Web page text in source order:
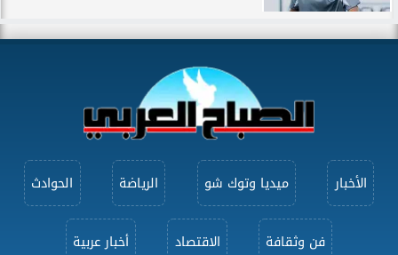
الأخبار ميديا وتوك شو الرياضة الحوادث
فن وثقافة الاقتصاد أخبار عربية